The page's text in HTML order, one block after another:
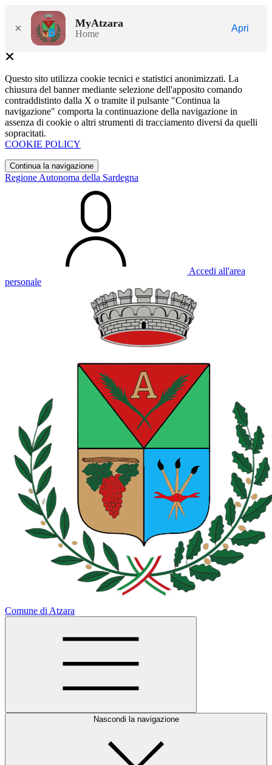
× MyAtzara
Home
Apri
Questo sito utilizza cookie tecnici e statistici anonimizzati. La
chiusura del banner mediante selezione dell'apposito comando
contraddistinto dalla X o tramite il pulsante "Continua la
navigazione" comporta la continuazione della navigazione in
assenza di cookie o altri strumenti di tracciamento diversi da quelli
sopracitati.
COOKIE POLICY
Continua la navigazione
Regione Autonoma della Sardegna
Accedi all'area
personale
Comune di Atzara
Nascondi la navigazione